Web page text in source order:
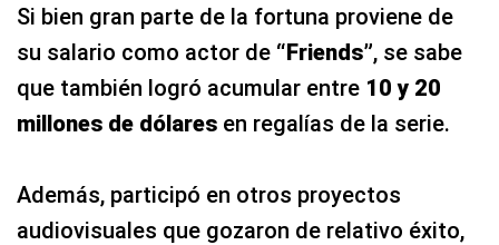
Si bien gran parte de la fortuna proviene de
su salario como actor de “Friends”, se sabe
que también logró acumular entre 10 y 20
millones de dólares en regalías de la serie.
Además, participó en otros proyectos
audiovisuales que gozaron de relativo éxito,